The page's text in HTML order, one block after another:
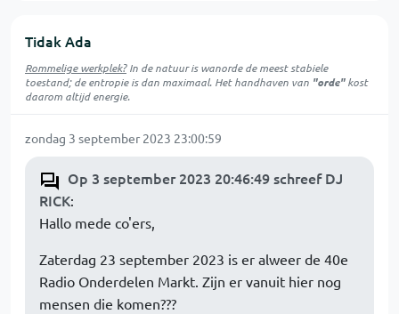
Tidak Ada
Rommelige werkplek?In de natuur iswanordede meest stabiele
toestand; de entropie is dan maximaal. Het handhaven van "orde"kost
daarom altijd energie.
zondag 3 september 2023 23:00:59
Op 3 september 2023 20:46:49 schreef DJ
RICK:
Hallo mede co'ers,
Zaterdag 23 september 2023 is er alweer de 40e
Radio Onderdelen Markt. Zijn er vanuit hier nog
mensen die komen???